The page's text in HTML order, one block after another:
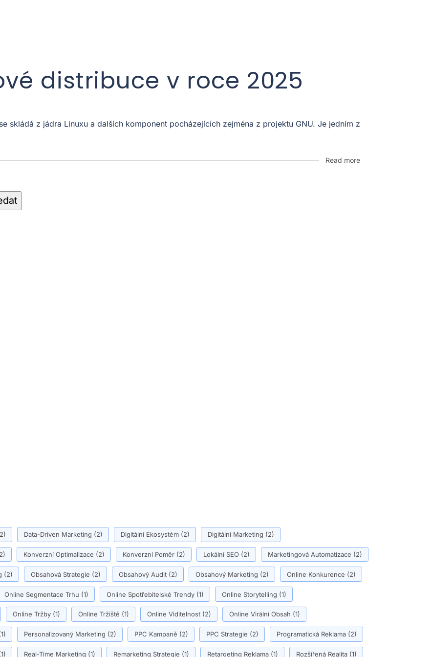
distribuce v roce 2025
skládá z jádra Linuxu a dalších komponent pocházejících zejména z projektu GNU. Je jedním z
Read more
Data-Driven Marketing (2) Digitální Ekosystém(2) Digitální Marketing (2)
Konverzní Optimalizace (2) Konverzní Poměr(2) Lokální SEO(2) Marketingová Automatizace (2)
(2) Obsahová Strategie (2) Obsahový Audit(2) Obsahový Marketing (2) Online Konkurence (2)
Online Segmentace Trhu (1) Online Spotřebitelské Trendy(1) Online Storytelling (1)
Online Tržby(1) Online Tržiště (1) Online Viditelnost(2) Online Virální Obsah (1)
Personalizovaný Marketing (2) PPC Kampaně (2) PPC Strategie (2) Programatická Reklama(2)
Real-Time Marketing (1) Remarketing Strategie (1) Retargeting Reklama(1) Rozšířená Realita(1)